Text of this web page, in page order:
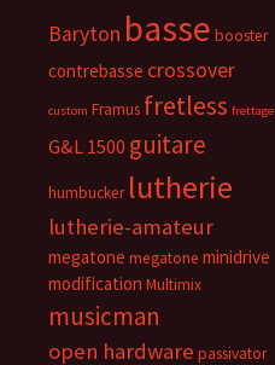
Baryton basse booster
contrebasse crossover
custom Framus fretless frettage
G&L 1500 guitare
humbucker lutherie
lutherie-amateur
megatone megatone minidrive
modification Multimix
musicman
open hardware passivator